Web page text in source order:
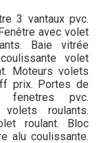
3 vantaux pvc.
avec volet
Baie vitrée
volet
Moteurs volets
prix. Portes de
fenetres pvc.
roulants.
roulant. Bloc
alu coulissante.